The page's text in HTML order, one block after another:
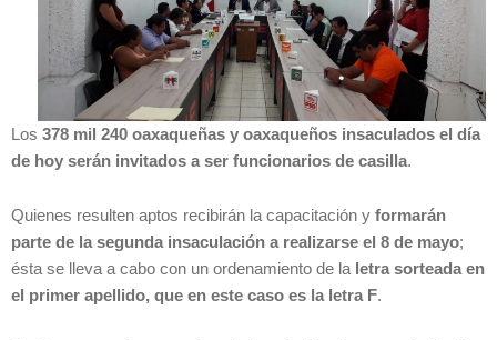
Los 378 mil 240 oaxaqueñas y oaxaqueños insaculados el día
de hoy serán invitados a ser funcionarios de casilla.
Quienes resulten aptos recibirán la capacitación y formarán
parte de la segunda insaculación a realizarse el 8 de mayo;
ésta se lleva a cabo con un ordenamiento de la letra sorteada en
el primer apellido, que en este caso es la letra F.